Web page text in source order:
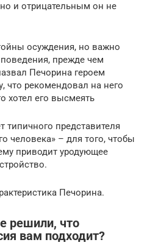
и отрицательным он не
осуждения, но важно
прежде чем
Печорина героем
что рекомендовал на него
хотел его высмеять
типичного представителя
человека» – для того, чтобы
приводит уродующее
Печорина.
решили, что
вам подходит?